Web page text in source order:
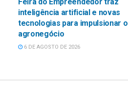
inteligência artificial e novas
tecnologias para impulsionar o
agronegócio
6 DE AGOSTO DE 2026